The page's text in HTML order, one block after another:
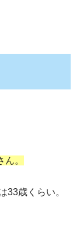
。
33歳くらい。